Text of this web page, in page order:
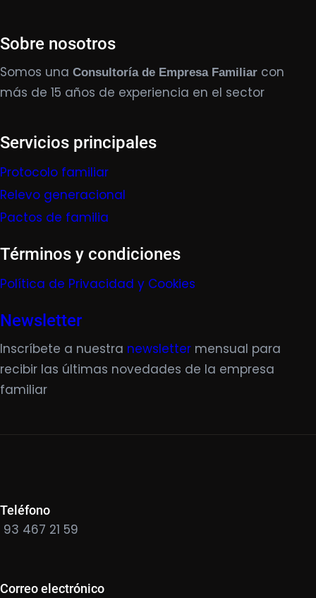
Sobre nosotros
Somos una Consultoría de Empresa Familiar con
más de 15 años de experiencia en el sector
Servicios principales
Protocolo familiar
Relevo generacional
Pactos de familia
Términos y condiciones
Política de Privacidad y Cookies
Newsletter
Inscríbete a nuestra newsletter mensual para
recibir las últimas novedades de la empresa
familiar
Teléfono
93 467 21 59
Correo electrónico